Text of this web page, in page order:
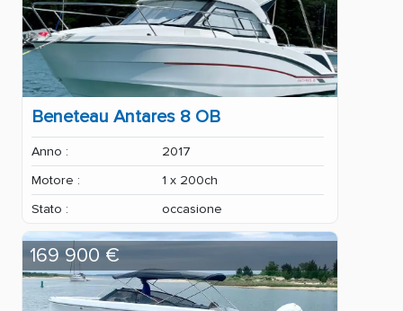
Beneteau Antares 8 OB
Anno :
2017
Motore :
1 x 200ch
Stato :
occasione
169 900 €